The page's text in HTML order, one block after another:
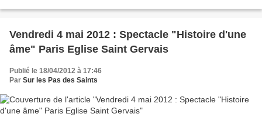
Vendredi 4 mai 2012 : Spectacle "Histoire d'une
âme" Paris Eglise Saint Gervais
Publié le 18/04/2012 à 17:46
Par Sur les Pas des Saints